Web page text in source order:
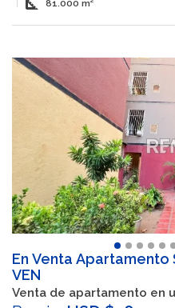
81.000 m²
En Venta Apartamento
VEN
Venta de apartamento en